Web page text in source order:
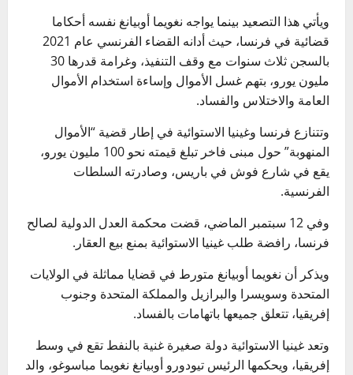
ويأتي هذا التصعيد بينما يواجه نغويما أوبيانغ نفسه أحكاما
قضائية في فرنسا، حيث أدانه القضاء الفرنسي عام 2021
بالسجن ثلاث سنوات مع وقف التنفيذ، وغرامة قدرها 30
مليون يورو، بتهم غسل الأموال وإساءة استخدام الأموال
العامة والاختلاس والفساد.
وتتنازع فرنسا وغينيا الاستوائية في إطار قضية “الأموال
المنهوبة” حول مبنى فاخر تبلغ قيمته نحو 100 مليون يورو،
يقع في شارع فوش في باريس، وصادرته السلطات
الفرنسية.
وفي 12 سبتمبر الماضي، قضت محكمة العدل الدولية لصالح
فرنسا، رافضة طلب غينيا الاستوائية بمنع بيع العقار.
ويذكر أن نغويما أوبيانغ متورط في قضايا مماثلة في الولايات
المتحدة وسويسرا والبرازيل والمملكة المتحدة وجنوب
إفريقيا، تتعلق جميعها باتهامات بالفساد.
وتعد غينيا الاستوائية دولة صغيرة غنية بالنفط تقع في وسط
إفريقيا، ويحكمها الرئيس تيودورو أوبيانغ نغويما مباسوغو، والد